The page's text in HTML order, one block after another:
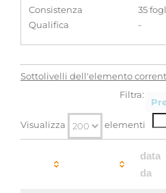
Consistenza
35
Qualifica
-
Sottolivelli dell'elemento
Visualizza elementi
Filtra:
data
da